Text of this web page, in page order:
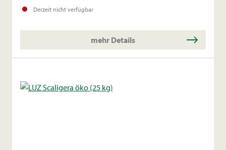
Jahr blühen und nicht zu tief in den Winter gehen. Mit
Ertragssicherheit und höhere Stickstofffixierleistung,
besonders beim Erstanbau.
Derzeit nicht verfügbar
mehr Details